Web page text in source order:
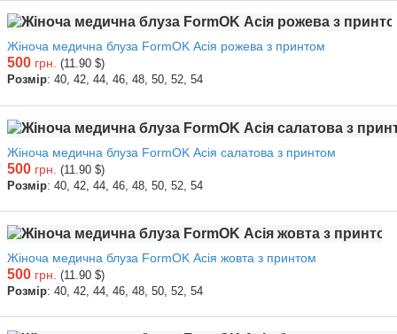
Жіноча медична блуза FormOK Асія рожева з принтом
500 грн. (11.90 $)
Розмір: 40, 42, 44, 46, 48, 50, 52, 54
Жіноча медична блуза FormOK Асія салатова з принтом
500 грн. (11.90 $)
Розмір: 40, 42, 44, 46, 48, 50, 52, 54
Жіноча медична блуза FormOK Асія жовта з принтом
500 грн. (11.90 $)
Розмір: 40, 42, 44, 46, 48, 50, 52, 54